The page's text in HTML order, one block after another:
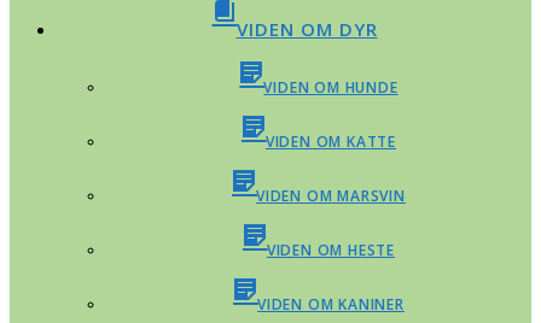
VIDEN OM DYR
VIDEN OM HUNDE
VIDEN OM KATTE
VIDEN OM MARSVIN
VIDEN OM HESTE
VIDEN OM KANINER